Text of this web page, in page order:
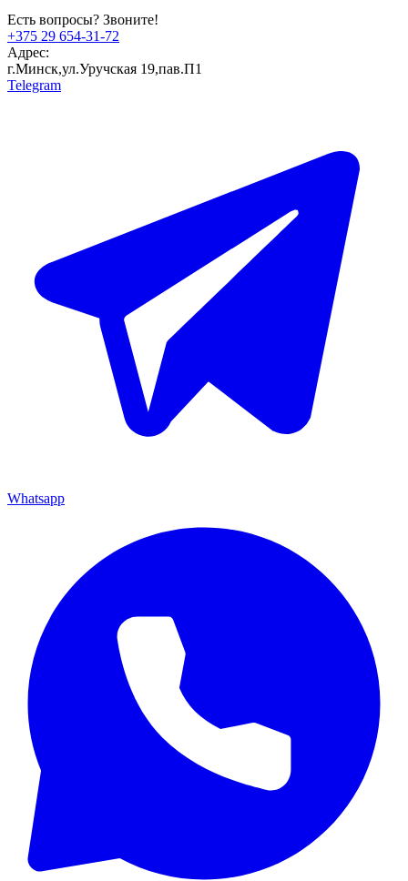
Есть вопросы? Звоните!
+375 29 654-31-72
Адрес:
г.Минск,ул.Уручская 19,пав.П1
Telegram
Whatsapp